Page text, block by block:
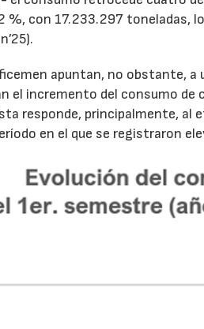
%, con 17.233.297 toneladas,
apuntan, no obstante,
el incremento del consumo
responde, principalmente,
en el que se registraron